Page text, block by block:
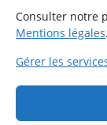
Consulter notre
Mentions légales.
Gérer les
Rejoignez le